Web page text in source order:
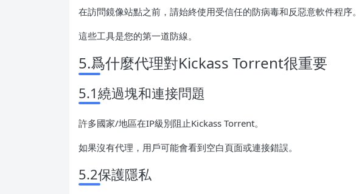
在訪問鏡像站點之前，請始終使用受信任的防病毒和反惡意軟件程序。
這些工具是您的第一道防線。
5.爲什麼代理對Kickass Torrent很重要
5.1繞過塊和連接問題
許多國家/地區在IP級別阻止Kickass Torrent。
如果沒有代理，用戶可能會看到空白頁面或連接錯誤。
5.2保護隱私